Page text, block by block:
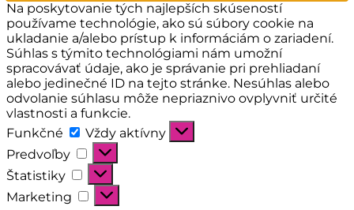
Na poskytovanie tých najlepších skúseností
používame technológie, ako sú súbory cookie na
ukladanie a/alebo prístup k informáciám o zariadení.
Súhlas s týmito technológiami nám umožní
spracovávať údaje, ako je správanie pri prehliadaní
alebo jedinečné ID na tejto stránke. Nesúhlas alebo
odvolanie súhlasu môže nepriaznivo ovplyvniť určité
vlastnosti a funkcie.
Funkčné
Funkčné
Vždy aktívny
Predvoľby
Predvoľby
Štatistiky
Štatistiky
Marketing
Marketing